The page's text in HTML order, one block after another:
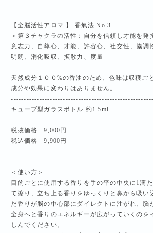
【全脳活性アロマ 】 香氣法 No.3
＜第３チャクラの活性：自分を信頼し才能を発
意志力、自尊心、才能、許容心、社交性、協調
明朗、消化吸収、拡散力、度量
天然成分１００%の香油のため、色味は収穫ご
成分や効果に変わりはありません。
キューブ型ガラスボトル 約1.5ml
税抜価格 9,000円
税込価格 9,900円
＜使い方＞
目的ごとに使用する香りを手の平の中央に1滴
て擦り、立ち上る香りをゆっくりと鼻から吸い
だ香りが脳の中心部にダイレクトに注がれ、脳
全身へと香りのエネルギーが広がっていくのを
しんでください。